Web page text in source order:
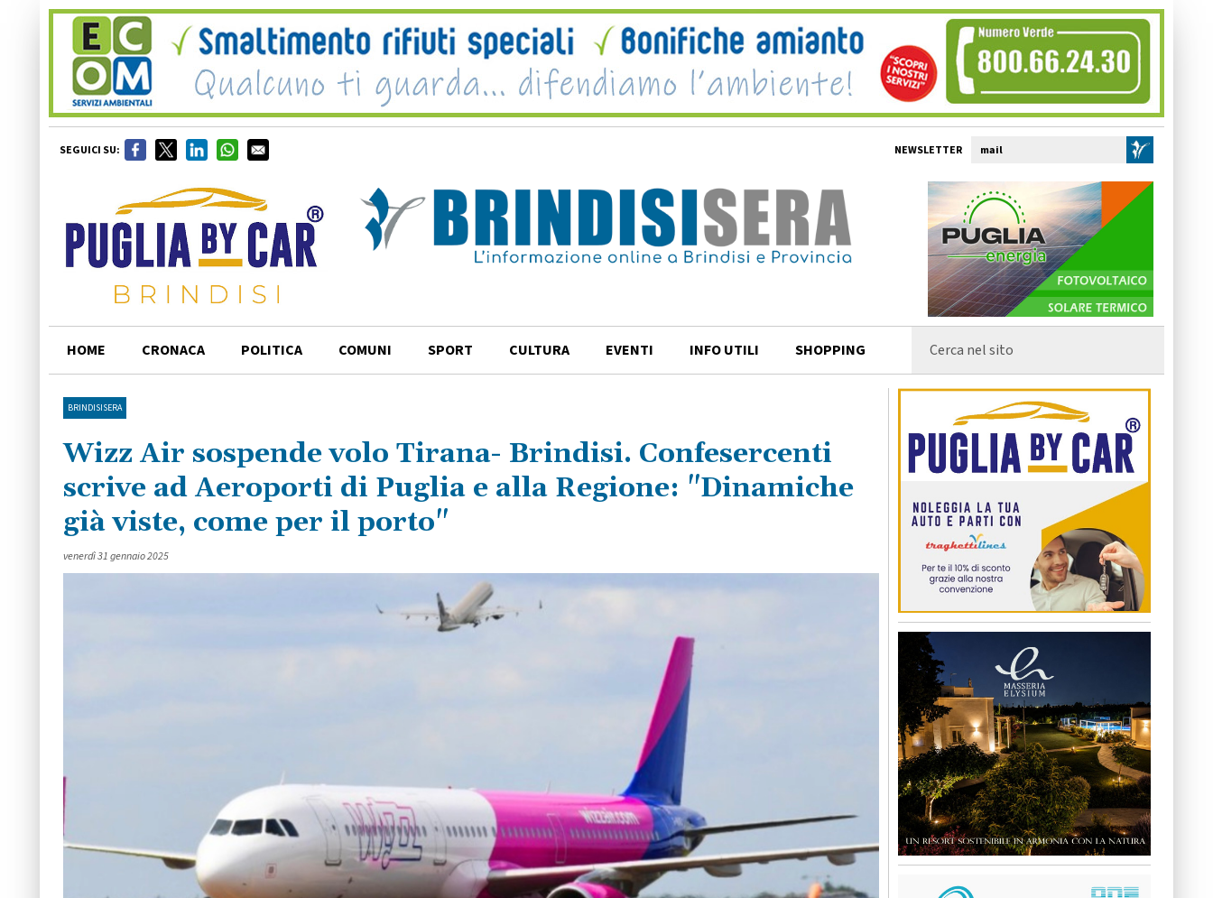
SEGUICI SU: NEWSLETTER
HOME CRONACA POLITICA COMUNI SPORT CULTURA EVENTI INFO UTILI SHOPPING
BRINDISISERA
Wizz Air sospende volo Tirana- Brindisi. Confesercenti
scrive ad Aeroporti di Puglia e alla Regione: "Dinamiche
già viste, come per il porto"
venerdì 31 gennaio 2025